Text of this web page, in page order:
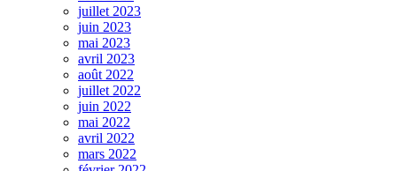
juillet 2023
juin 2023
mai 2023
avril 2023
août 2022
juillet 2022
juin 2022
mai 2022
avril 2022
mars 2022